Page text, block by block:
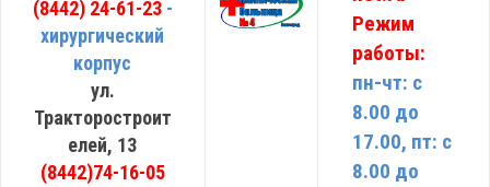
(8442) 24-61-23 -
хирургический
корпус
ул.
Тракторостроит
елей, 13
(8442)74-16-05
Режим
работы:
пн-чт: с
8.00 до
17.00, пт: с
8.00 до